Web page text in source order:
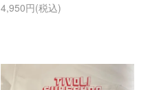
4,950円(税込)